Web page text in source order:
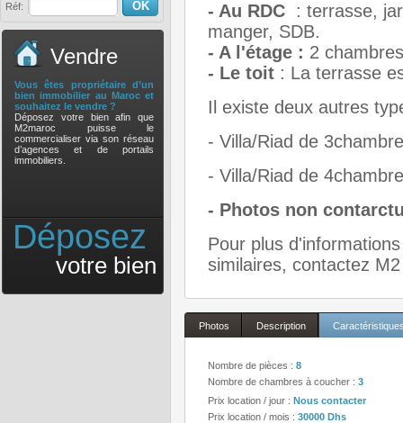
Réf:
Vendre
Vous êtes propriétaire d’un
bien immobilier au Maroc et
souhaitez le vendre ?
Déposez votre bien afin que
M2maroc puisse le
commercialiser via son réseau
d’agences et de portails
immobiliers.
Déposez
votre bien
- Au RDC : terrasse,
manger, SDB.
- A l'étage : 2
- Le toit : La terrasse
Il existe deux autres
- Villa/Riad de
- Villa/Riad de
- Photos non
Pour plus
similaires, contactez
Photos Description
Nombre de pièces : 8
Nombre de chambres à coucher : 3
Prix location / jour : Nous contacter
Prix location / mois : 30000 Dhs